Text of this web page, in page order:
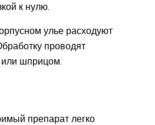
к нулю.
улье расходуют
проводят
или шприцом.
препарат легко